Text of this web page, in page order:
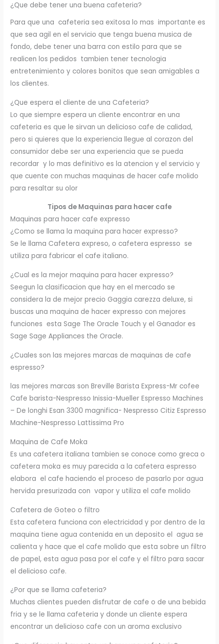
¿Que debe tener una buena cafeteria?
Para que una cafeteria sea exitosa lo mas importante es
que sea agil en el servicio que tenga buena musica de
fondo, debe tener una barra con estilo para que se
realicen los pedidos tambien tener tecnologia
entretenimiento y colores bonitos que sean amigables a
los clientes.
¿Que espera el cliente de una Cafeteria?
Lo que siempre espera un cliente encontrar en una
cafeteria es que le sirvan un delicioso cafe de calidad,
pero si quieres que la experiencia llegue al corazon del
consumidor debe ser una experiencia que se pueda
recordar y lo mas definitivo es la atencion y el servicio y
que cuente con muchas maquinas de hacer cafe molido
para resaltar su olor
Tipos de Maquinas para hacer cafe
Maquinas para hacer cafe expresso
¿Como se llama la maquina para hacer expresso?
Se le llama Cafetera expreso, o cafetera espresso se
utiliza para fabricar el cafe italiano.
¿Cual es la mejor maquina para hacer expresso?
Seegun la clasificacion que hay en el mercado se
considera la de mejor precio Gaggia carezza deluxe, si
buscas una maquina de hacer expresso con mejores
funciones esta Sage The Oracle Touch y el Ganador es
Sage Sage Appliances the Oracle.
¿Cuales son las mejores marcas de maquinas de cafe
espresso?
las mejores marcas son Breville Barista Express-Mr cofee
Cafe barista-Nespresso Inissia-Mueller Espresso Machines
– De longhi Esan 3300 magnifica- Nespresso Citiz Espresso
Machine-Nespresso Lattissima Pro
Maquina de Cafe Moka
Es una cafetera italiana tambien se conoce como greca o
cafetera moka es muy parecida a la cafetera espresso
elabora el cafe haciendo el proceso de pasarlo por agua
hervida presurizada con vapor y utiliza el cafe molido
Cafetera de Goteo o filtro
Esta cafetera funciona con electricidad y por dentro de la
maquina tiene agua contenida en un deposito el agua se
calienta y hace que el cafe molido que esta sobre un filtro
de papel, esta agua pasa por el cafe y el filtro para sacar
el delicioso cafe.
¿Por que se llama cafeteria?
Muchas clientes pueden disfrutar de cafe o de una bebida
fria y se le llama cafeteria y donde un cliente espera
encontrar un delicioso cafe con un aroma exclusivo